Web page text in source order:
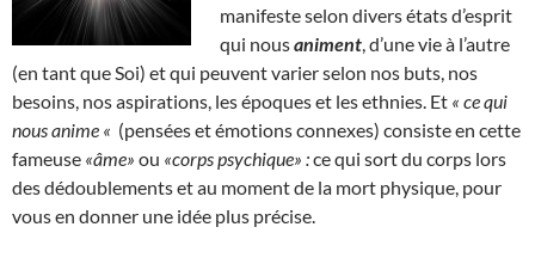
manifeste selon divers états d’esprit
qui nousaniment , d’une vie à l’autre
(en tant que Soi) et qui peuvent varier selon nos buts, nos
besoins, nos aspirations, les époques et les ethnies. Et « ce qui
nous anime « (pensées et émotions connexes) consiste en cette
fameuse «âme» ou «corps psychique» :ce qui sort du corps lors
des dédoublements et au moment de la mort physique, pour
vous en donner une idée plus précise.